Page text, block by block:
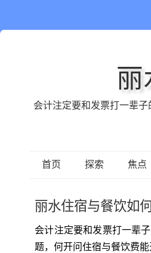
丽
会计注定要和发票打一辈
首页 探索 焦点
丽水住宿与餐饮如
会计注定要和发票打一辈
题，何开问住宿与餐饮费